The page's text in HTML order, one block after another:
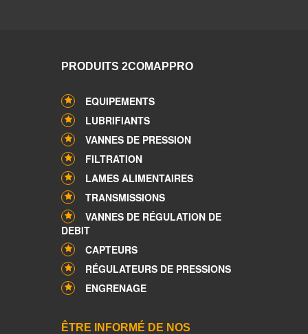
PRODUITS 2COMAPPRO
EQUIPEMENTS
LUBRIFIANTS
VANNES DE PRESSION
FILTRATION
LAMES ALIMENTAIRES
TRANSMISSIONS
VANNES DE RÉGULATION DE
DEBIT
CAPTEURS
RÉGULATEURS DE PRESSIONS
ENGRENAGE
ÊTRE INFORMÉ DE NOS